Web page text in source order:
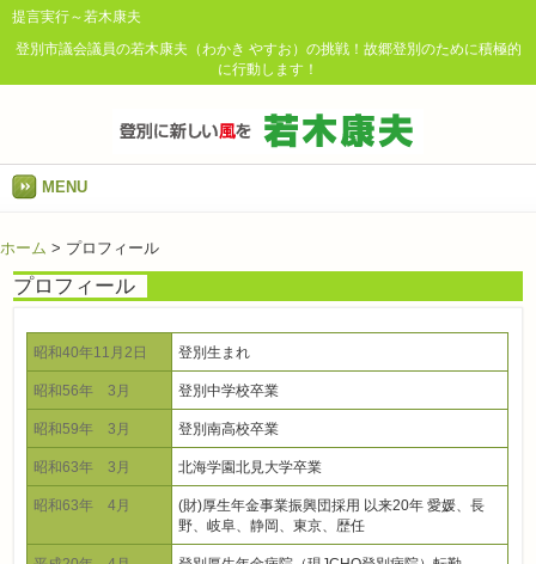
提言実行～若木康夫
登別市議会議員の若木康夫（わかき やすお）の挑戦！故郷登別のために積極的
に行動します！
MENU
ホーム > プロフィール
プロフィール
昭和40年11月2日 登別生まれ
昭和56年 3月 登別中学校卒業
昭和59年 3月 登別南高校卒業
昭和63年 3月 北海学園北見大学卒業
昭和63年 4月
(財)厚生年金事業振興団採用 以来20年 愛媛、長
野、岐阜、静岡、東京、歴任